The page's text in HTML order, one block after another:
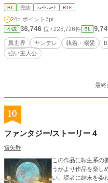
態ストーカーもとい家神であるレイ様が幼い日
持つレイ様は小さな男の子が好きなこ
変態の名をほしいままにしている気も
く、うっかり家からついてきてしまった。 変態守護神の力添えと戦場で
た戦友のレジスとふたりで、次々とてがらをあ
の英雄とまで言われるようになってい
インに婚約を申し込んできて…… ※サクっとドッカンって感じで読める作品の
ョタコンの変態が元気に動き回りますので、
BL 完結 ｼｮｰﾄｼｮｰﾄ R18
24h.ポイント 7pt
小説 36,746 位 / 228,726件 BL
異世界 ヤンデレ 執着・溺愛
強い主人公
最終
10
ファンタジー/ストーリー４
雪矢酢
この作品に転生系の要素はご
うがより作品を楽し
い、読者に結末を委